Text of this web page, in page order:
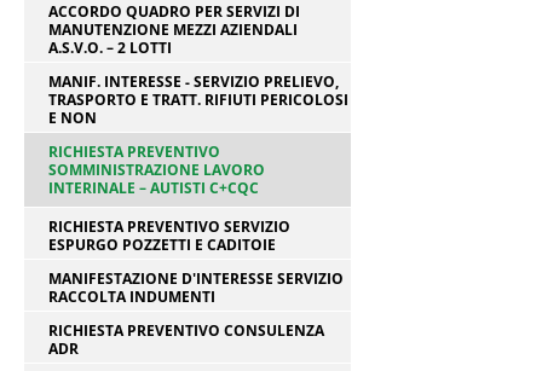
ACCORDO QUADRO PER SERVIZI DI
MANUTENZIONE MEZZI AZIENDALI
A.S.V.O. – 2 LOTTI
MANIF. INTERESSE - SERVIZIO PRELIEVO,
TRASPORTO E TRATT. RIFIUTI PERICOLOSI
E NON
RICHIESTA PREVENTIVO
SOMMINISTRAZIONE LAVORO
INTERINALE – AUTISTI C+CQC
RICHIESTA PREVENTIVO SERVIZIO
ESPURGO POZZETTI E CADITOIE
MANIFESTAZIONE D'INTERESSE SERVIZIO
RACCOLTA INDUMENTI
RICHIESTA PREVENTIVO CONSULENZA
ADR